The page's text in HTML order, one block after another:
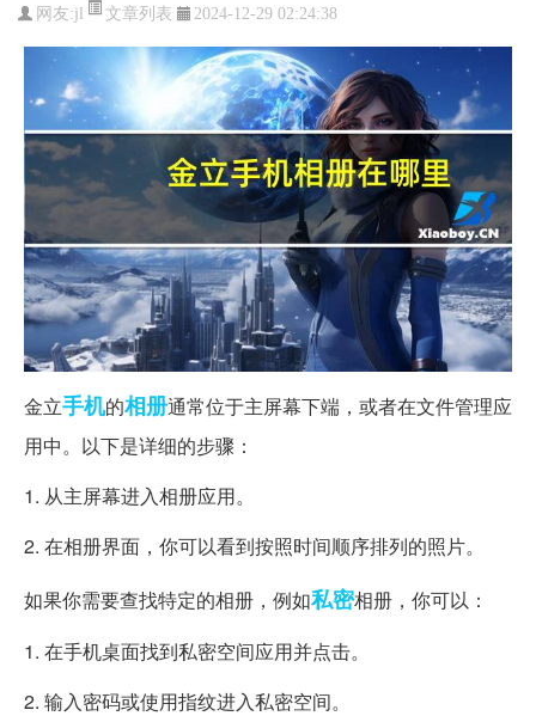
网友:jl 文章列表 2024-12-29 02:24:38
金立手机的相册通常位于主屏幕下端，或者在文件管理应
用中。以下是详细的步骤：
1. 从主屏幕进入相册应用。
2. 在相册界面，你可以看到按照时间顺序排列的照片。
如果你需要查找特定的相册，例如私密相册，你可以：
1. 在手机桌面找到私密空间应用并点击。
2. 输入密码或使用指纹进入私密空间。